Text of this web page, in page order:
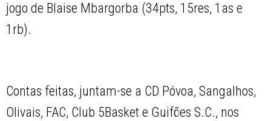
jogo de Blaise Mbargorba (34pts, 15res, 1as e
1rb).
Contas feitas, juntam-se a CD Póvoa, Sangalhos,
Olivais, FAC, Club 5Basket e Guifões S.C., nos